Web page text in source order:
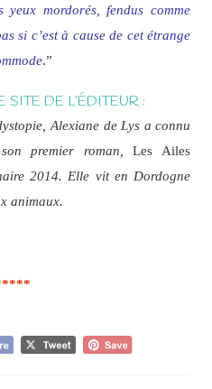
mordorés, fendus comme
si c’est à cause de cet étrange
.”
DE L’ÉDITEUR :
Alexiane de Lys a connu
premier roman,Les Ailes
2014. Elle vit en Dordogne
animaux.